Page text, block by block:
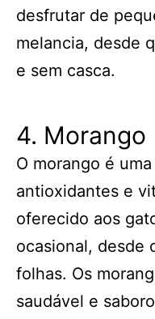
desfrutar de
melancia, desde
e sem casca.
4. Morango
O morango é
antioxidantes e
oferecido aos
ocasional, desde
folhas. Os
saudável e